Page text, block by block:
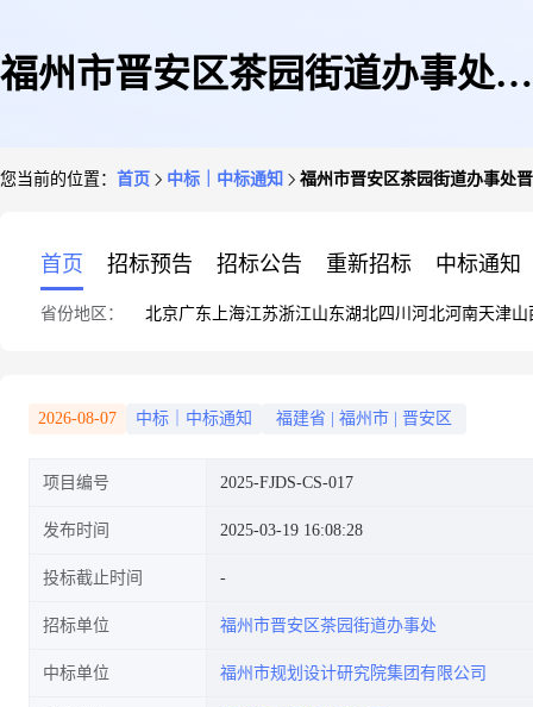
福州市晋安区茶园街道办事处晋
目成交公告
您当前的位置： 首页 中标｜中标通知 福州市晋安区茶园街道办事处
首页 招标预告 招标公告 重新招标 中标通知
省份地区： 北京广东 上海江苏浙江山东湖北四川 河北河南天津山
2026-08-07 中标｜中标通知 福建省 福州市 晋安区
项目编号 2025-FJDS-CS-017
发布时间 2025-03-19 16:08:28
投标截止时间
招标单位 福州市晋安区茶园街道办事处
中标单位 福州市规划设计研究院集团有限公司